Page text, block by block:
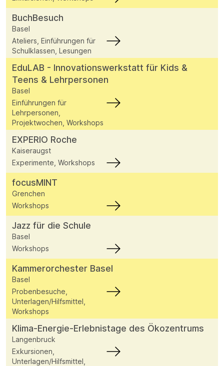
BuchBesuch
Basel
Ateliers, Einführungen für
Schulklassen, Lesungen
EduLAB - Innovationswerkstatt für Kids &
Teens & Lehrpersonen
Basel
Einführungen für
Lehrpersonen,
Projektwochen, Workshops
EXPERIO Roche
Kaiseraugst
Experimente, Workshops
focusMINT
Grenchen
Workshops
Jazz für die Schule
Basel
Workshops
Kammerorchester Basel
Basel
Probenbesuche,
Unterlagen/Hilfsmittel,
Workshops
Klima-Energie-Erlebnistage des Ökozentrums
Langenbruck
Exkursionen,
Unterlagen/Hilfsmittel,